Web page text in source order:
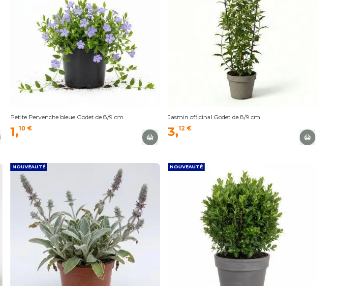
Petite Pervenche bleue Godet de 8/9 cm
1,10 €
Jasmin officinal Godet de 8/9 cm
3,12 €
NOUVEAUTÉ NOUVEAUTÉ